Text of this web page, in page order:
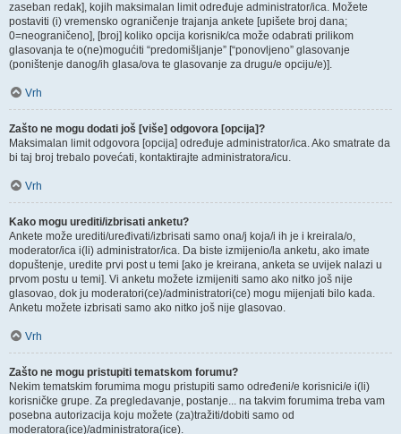
zaseban redak], kojih maksimalan limit određuje administrator/ica. Možete
postaviti (i) vremensko ograničenje trajanja ankete [upišete broj dana;
0=neograničeno], [broj] koliko opcija korisnik/ca može odabrati prilikom
glasovanja te o(ne)mogućiti “predomišljanje” [“ponovljeno” glasovanje
(poništenje danog/ih glasa/ova te glasovanje za drugu/e opciju/e)].
Vrh
Zašto ne mogu dodati još [više] odgovora [opcija]?
Maksimalan limit odgovora [opcija] određuje administrator/ica. Ako smatrate da
bi taj broj trebalo povećati, kontaktirajte administratora/icu.
Vrh
Kako mogu urediti/izbrisati anketu?
Ankete može urediti/uređivati/izbrisati samo ona/j koja/i ih je i kreirala/o,
moderator/ica i(li) administrator/ica. Da biste izmijenio/la anketu, ako imate
dopuštenje, uredite prvi post u temi [ako je kreirana, anketa se uvijek nalazi u
prvom postu u temi]. Vi anketu možete izmijeniti samo ako nitko još nije
glasovao, dok ju moderatori(ce)/administratori(ce) mogu mijenjati bilo kada.
Anketu možete izbrisati samo ako nitko još nije glasovao.
Vrh
Zašto ne mogu pristupiti tematskom forumu?
Nekim tematskim forumima mogu pristupiti samo određeni/e korisnici/e i(li)
korisničke grupe. Za pregledavanje, postanje... na takvim forumima treba vam
posebna autorizacija koju možete (za)tražiti/dobiti samo od
moderatora(ice)/administratora(ice).